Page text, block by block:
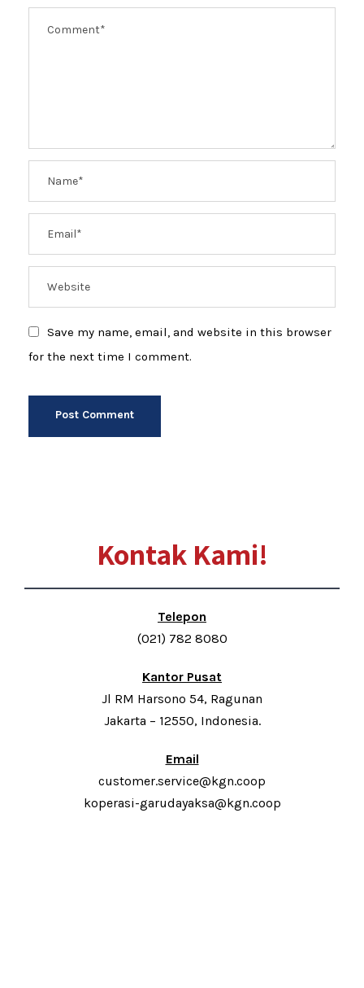
Save my name, email, and website in this browser
for the next time I comment.
Kontak Kami!
Telepon
(021) 782 8080
Kantor Pusat
Jl RM Harsono 54, Ragunan
Jakarta – 12550, Indonesia.
Email
customer.service@kgn.coop
koperasi-garudayaksa@kgn.coop